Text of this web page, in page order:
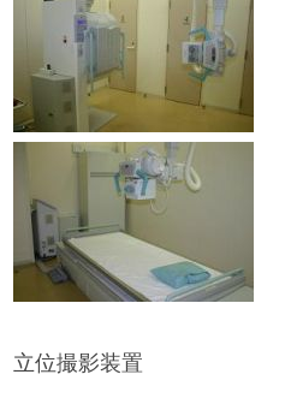
立位撮影装置 臥